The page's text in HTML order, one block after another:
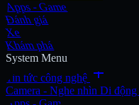
Apps - Game
Đánh giá
Xe
Khám phá
System Menu
Tin tức công nghệ add
Camera - Nghe nhìn Di động